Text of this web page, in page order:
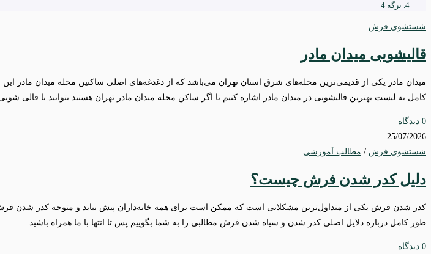
برگه 4
شستشوی فرش
قالیشویی میدان مادر
کامل به لیست بهترین قالیشویی در میدان مادر اشاره کنیم تا اگر ساکن محله میدان مادر تهران هستید بتوانید با قالی
0 دیدگاه
25/07/2026
شستشوی فرش / مطالب آموزشی
دلیل کدر شدن فرش چیست؟
کدر شدن فرش یکی از متداول‌ترین مشکلاتی است که ممکن است برای همه خانه‌داران پیش بیاید و متوجه کدر شدن
طور کامل درباره دلایل اصلی کدر شدن و سیاه شدن فرش مطالبی را به شما بگوییم پس تا انتها با ما همراه باشید.
0 دیدگاه